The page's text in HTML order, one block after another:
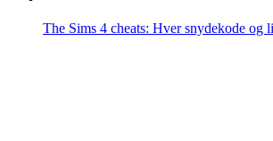
The Sims 4 cheats: Hver snydekode